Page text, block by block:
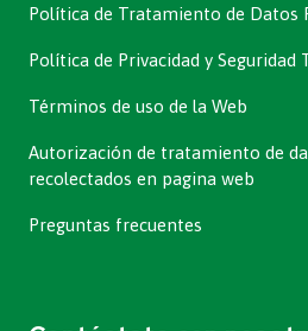
Política de Tratamiento de Datos
Política de Privacidad y Seguridad
Términos de uso de la Web
Autorización de tratamiento de
recolectados en pagina web
Preguntas frecuentes